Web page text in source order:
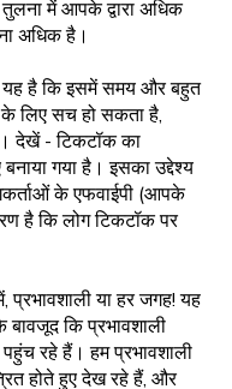
में आपके द्वारा अधिक
अधिक है।
यह है कि इसमें समय और बहुत
के लिए सच हो सकता है,
देखें - टिकटॉक का
गया है। इसका उद्देश्य
के एफवाईपी (आपके
है कि लोग टिकटॉक पर
प्रभावशाली या हर जगह! यह
कि प्रभावशाली
पहुंच रहे हैं। हम प्रभावशाली
होते हुए देख रहे हैं, और